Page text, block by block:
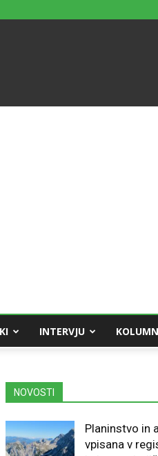
INTERVJU
NOVOSTI
Planinstvo in
vpisana v